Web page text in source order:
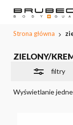
głównej
Wyszukiwarka
Strona główna
ZIELONY/
filtry
Wyświetlanie